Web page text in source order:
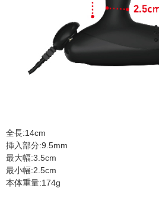
全長:14cm
挿入部分:9.5mm
最大幅:3.5cm
最小幅:2.5cm
本体重量:174g